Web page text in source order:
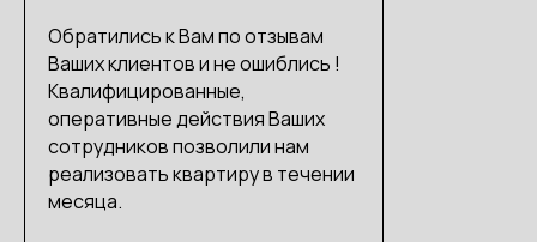
Обратились к Вам по отзывам
Ваших клиентов и не ошиблись !
Квалифицированные,
оперативные действия Ваших
сотрудников позволили нам
реализовать квартиру в течении
месяца.